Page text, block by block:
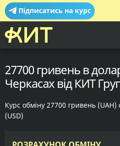
Підписатись на курс
27700 гривень в
Черкасах від КИТ
Курс обміну 27700 гривень (UAH)
(USD)